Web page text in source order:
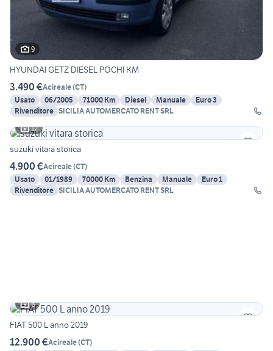
9
HYUNDAI GETZ DIESEL POCHI KM
3.490 €Acireale(CT)
Usato
06/2005 71000 Km Diesel Manuale
Euro 3
Rivenditore SICILIA AUTOMERCATO RENT SRL
12
suzuki vitara storica
4.900 €Acireale(CT)
Usato
01/1989 70000 Km Benzina Manuale
Euro 1
Rivenditore SICILIA AUTOMERCATO RENT SRL
6
FIAT 500 L anno 2019
12.900 €Acireale(CT)